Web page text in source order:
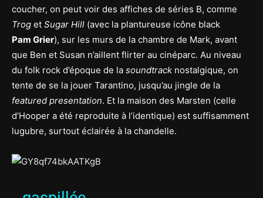
coucher, on peut voir des affiches de séries B, comme
Trog et Sugar Hill (avec la plantureuse icône black
Pam Grier), sur les murs de la chambre de Mark, avant
que Ben et Susan n’aillent flirter au cinéparc. Au niveau
du folk rock d’époque de la soundtrack nostalgique, on
tente de se la jouer Tarantino, jusqu’au jingle de la
featured presentation. Et la maison des Marsten (celle
d’Hooper a été reproduite à l’identique) est suffisamment
lugubre, surtout éclairée à la chandelle.